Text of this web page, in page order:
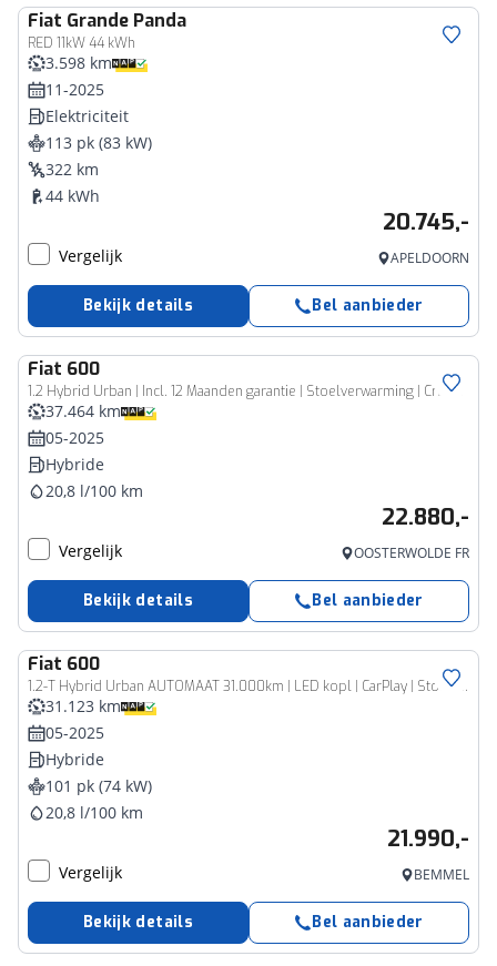
Fiat Grande Panda
RED 11kW 44 kWh
3.598 km
11-2025
Elektriciteit
113 pk (83 kW)
322 km
44 kWh
20.745,-
Vergelijk APELDOORN
Bekijk details Bel aanbieder
Fiat 600
1.2 Hybrid Urban | Incl. 12 Maanden garantie | Stoelverwarming | Cruise | Airco | Apple Carplay/ Android Auto | Parkeersensoren | Parkeer Camera | Navigatie | Bluetooth |
37.464 km
05-2025
Hybride
20,8 l/100 km
22.880,-
Vergelijk OOSTERWOLDE FR
Bekijk details Bel aanbieder
Fiat 600
1.2-T Hybrid Urban AUTOMAAT 31.000km | LED kopl | CarPlay | Stoelverw | Cruise contr | Keyless | Camera | 17” | PDC
31.123 km
05-2025
Hybride
101 pk (74 kW)
20,8 l/100 km
21.990,-
Vergelijk BEMMEL
Bekijk details Bel aanbieder